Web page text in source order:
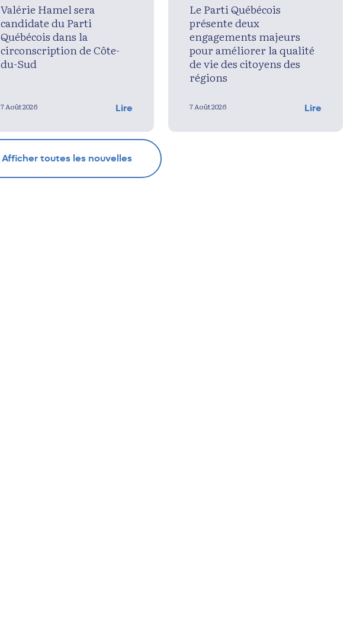
Valérie Hamel sera
candidate du Parti
Québécois dans la
circonscription de Côte-
du-Sud
7 Août 2026 Lire
Le Parti Québécois
présente deux
engagements majeurs
pour améliorer la qualité
de vie des citoyens des
régions
7 Août 2026 Lire
Afficher toutes les nouvelles